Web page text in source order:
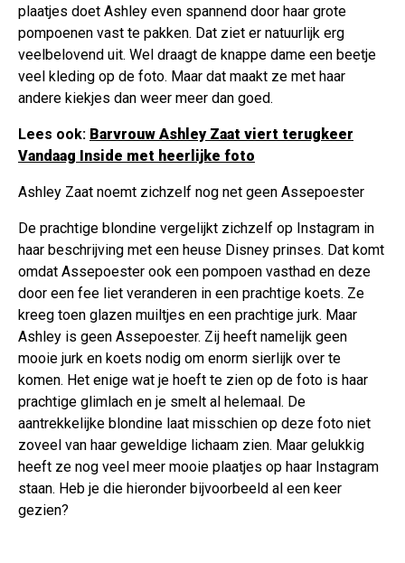
plaatjes doet Ashley even spannend door haar grote
pompoenen vast te pakken. Dat ziet er natuurlijk erg
veelbelovend uit. Wel draagt de knappe dame een beetje
veel kleding op de foto. Maar dat maakt ze met haar
andere kiekjes dan weer meer dan goed.
Lees ook: Barvrouw Ashley Zaat viert terugkeer
Vandaag Inside met heerlijke foto
Ashley Zaat noemt zichzelf nog net geen Assepoester
De prachtige blondine vergelijkt zichzelf op Instagram in
haar beschrijving met een heuse Disney prinses. Dat komt
omdat Assepoester ook een pompoen vasthad en deze
door een fee liet veranderen in een prachtige koets. Ze
kreeg toen glazen muiltjes en een prachtige jurk. Maar
Ashley is geen Assepoester. Zij heeft namelijk geen
mooie jurk en koets nodig om enorm sierlijk over te
komen. Het enige wat je hoeft te zien op de foto is haar
prachtige glimlach en je smelt al helemaal. De
aantrekkelijke blondine laat misschien op deze foto niet
zoveel van haar geweldige lichaam zien. Maar gelukkig
heeft ze nog veel meer mooie plaatjes op haar Instagram
staan. Heb je die hieronder bijvoorbeeld al een keer
gezien?